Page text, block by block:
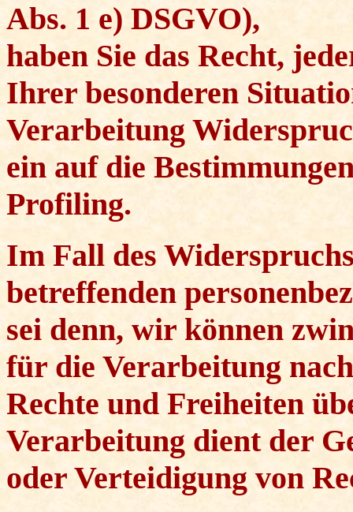
Abs. 1 e) DSGVO),
haben Sie das Recht,
Ihrer besonderen
Verarbeitung
ein auf die
Profiling.
Im Fall des
betreffenden
sei denn, wir können
für die Verarbeitung
Rechte und Freiheiten
Verarbeitung dient der
oder Verteidigung von